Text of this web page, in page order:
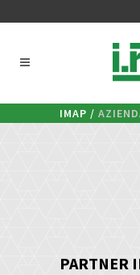
IMAP /
PARTNER